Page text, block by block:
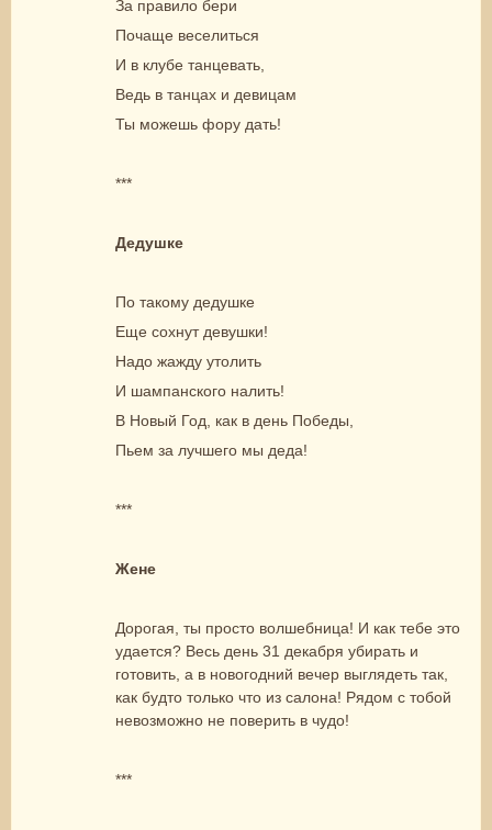
За правило бери
Почаще веселиться
И в клубе танцевать,
Ведь в танцах и девицам
Ты можешь фору дать!
***
Дедушке
По такому дедушке
Еще сохнут девушки!
Надо жажду утолить
И шампанского налить!
В Новый Год, как в день Победы,
Пьем за лучшего мы деда!
***
Жене
Дорогая, ты просто волшебница! И как тебе это
удается? Весь день 31 декабря убирать и
готовить, а в новогодний вечер выглядеть так,
как будто только что из салона! Рядом с тобой
невозможно не поверить в чудо!
***